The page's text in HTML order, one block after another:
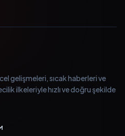
gelişmeleri, sıcak haberleri ve
ilkeleriyle hızlı ve doğru şekilde